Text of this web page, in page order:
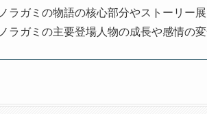
ノラガミの物語の核心部分やストーリー
ノラガミの主要登場人物の成長や感情の